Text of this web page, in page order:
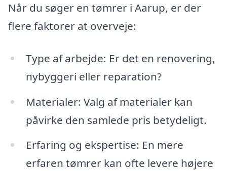
Når du søger en tømrer i Aarup, er der
flere faktorer at overveje:
Type af arbejde: Er det en renovering,
nybyggeri eller reparation?
Materialer: Valg af materialer kan
påvirke den samlede pris betydeligt.
Erfaring og ekspertise: En mere
erfaren tømrer kan ofte levere højere